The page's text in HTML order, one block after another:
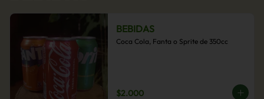
BEBIDAS
Coca Cola, Fanta o Sprite de 350cc
$2.000